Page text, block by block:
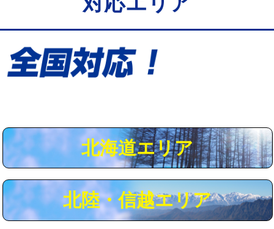
給水管工事※（保温材使用（バンド止
5,500円
給水管工事※（土の掘削・埋め戻し作
業)
用（追加）/3ｍ超え)
給水管工事※（ライニング鋼管・銅
44,000円
給水管工事※（ライニング鋼管・銅
管・ポリ管・HT管使用/3ｍ超え)
+8,800円
北海道エリア
北陸・信越エリア